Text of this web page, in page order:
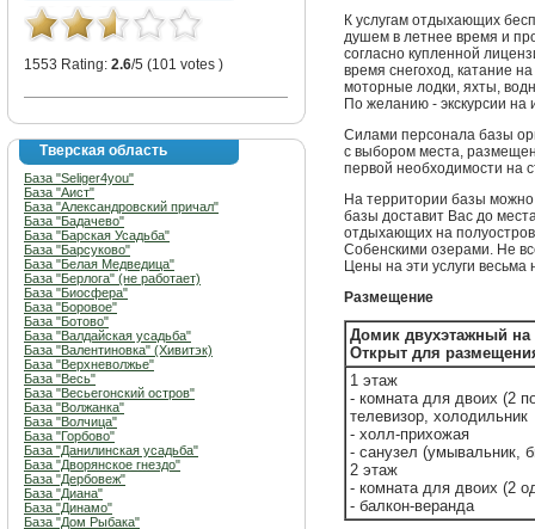
1553 Rating: 2.6/5 (101 votes )
Тверская область
База "Seliger4you"
База "Аист"
База "Александровский причал"
База "Бадачево"
База "Барская Усадьба"
База "Барсуково"
База "Белая Медведица"
База "Берлога" (не работает)
База "Биосфера"
База "Боровое"
База "Ботово"
База "Валдайская усадьба"
База "Валентиновка" (Хивитэк)
База "Верхневолжье"
База "Весь"
База "Весьегонский остров"
База "Волжанка"
База "Волчица"
База "Горбово"
База "Данилинская усадьба"
База "Дворянское гнездо"
База "Дербовеж"
База "Диана"
База "Динамо"
База "Дом Рыбака"
К услугам отдыхающих
душем в летнее время и
согласно купленной
время снегоход, катание
моторные лодки, яхты,
По желанию - экскурсии на
Силами персонала базы
с выбором места,
первой необходимости на
На территории базы
базы доставит Вас до
отдыхающих на
Собенскими озерами. Не
Цены на эти услуги
Размещение
Домик двухэтажный на
Открыт для
1 этаж
- комната для двоих (2
телевизор, холодильник
- холл-прихожая
- санузел (умывальник,
2 этаж
- комната для двоих (2
- балкон-веранда